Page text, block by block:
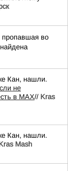
пропавшая во
Кан, нашли.
не
в MAX// Kras
Кан, нашли.
Mash